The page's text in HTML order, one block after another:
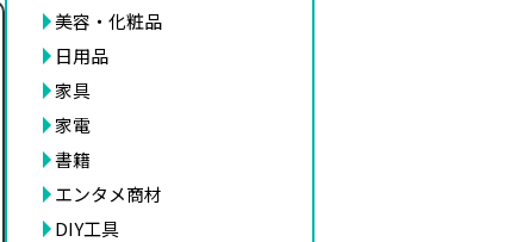
美容・化粧品
日用品
家具
家電
書籍
エンタメ商材
DIY工具